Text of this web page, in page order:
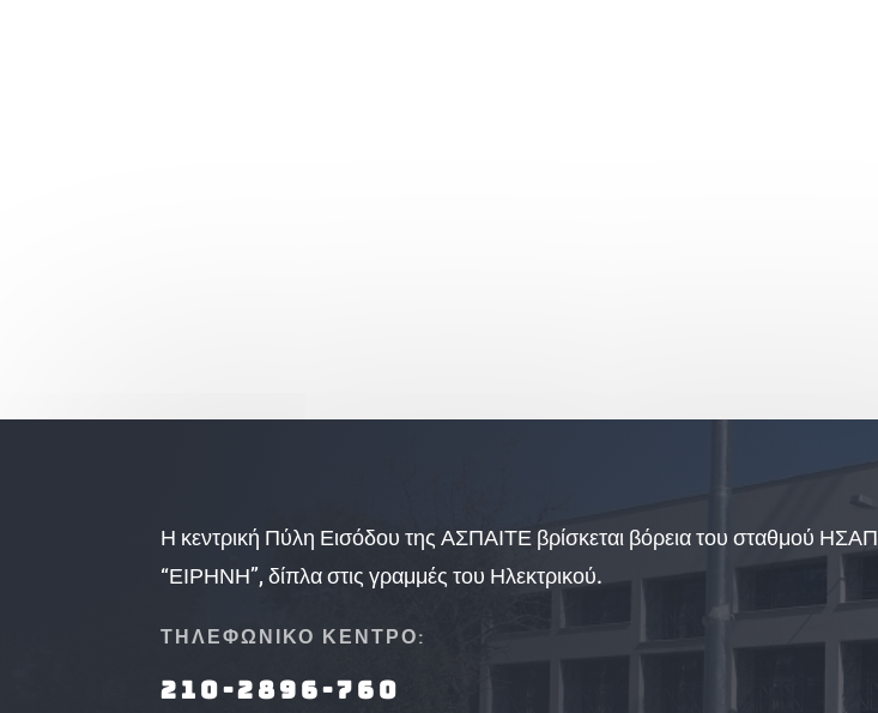
Η κεντρική Πύλη Εισόδου της ΑΣΠΑΙΤΕ βρίσκεται βόρεια του σταθμού ΗΣΑΠ
“ΕΙΡΗΝΗ”, δίπλα στις γραμμές του Ηλεκτρικού.
ΤΗΛΕΦΩΝΙΚΟ ΚΕΝΤΡΟ:
210-2896-760